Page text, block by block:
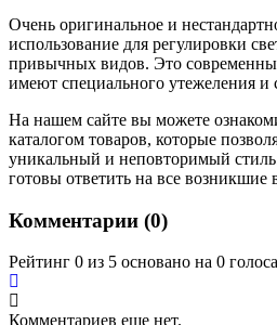
Очень оригинальное и
использование для регулировки
привычных видов. Это
имеют специального утежеления и
На нашем сайте вы можете
каталогом товаров, которые
уникальный и неповторимый
готовы ответить на все возникшие
Комментарии (0)
Рейтинг 0 из 5 основано на 0
Комментариев еще нет.